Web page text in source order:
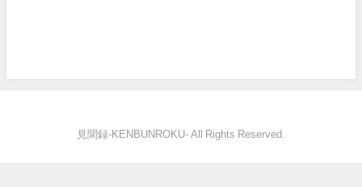
見聞録‐KENBUNROKU- All Rights Reserved.